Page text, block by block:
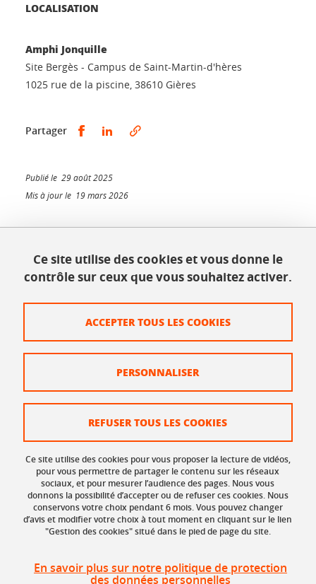
LOCALISATION
Amphi Jonquille
Site Bergès - Campus de Saint-Martin-d'hères
1025 rue de la piscine, 38610 Gières
Partager Partager sur Facebook
Partager sur LinkedIn
Publié le 29 août 2025
Mis à jour le 19 mars 2026
INSPÉ - Bâtiment Bergès
1025, rue de la piscine
Tél. : 04 56 52 07 00
Plan du site
Données personnelles
Organisation et contacts
Gestion des cookies
Accessibilité : non conforme
Ce site utilise des cookies et vous donne le
contrôle sur ceux que vous souhaitez activer.
Ce site utilise des cookies pour vous proposer la lecture de vidéos,
pour vous permettre de partager le contenu sur les réseaux
sociaux, et pour mesurer l’audience des pages. Nous vous
donnons la possibilité d’accepter ou de refuser ces cookies. Nous
conservons votre choix pendant 6 mois. Vous pouvez changer
d’avis et modifier votre choix à tout moment en cliquant sur le lien
"Gestion des cookies" situé dans le pied de page du site.
En savoir plus sur notre politique de protection
des données personnelles
ACCEPTER TOUS LES COOKIES
REFUSER TOUS LES COOKIES
PERSONNALISER